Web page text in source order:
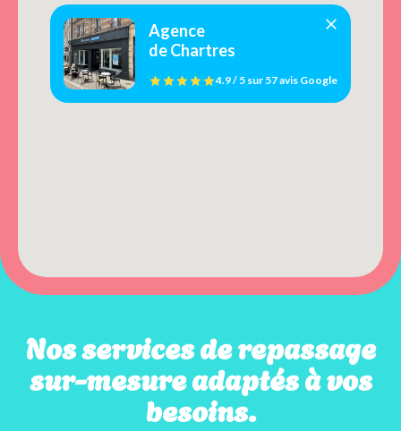
Agence
de Chartres
4.9 / 5 sur 57 avis Google
Nos services de repassage
sur-mesure adaptés à vos
besoins.